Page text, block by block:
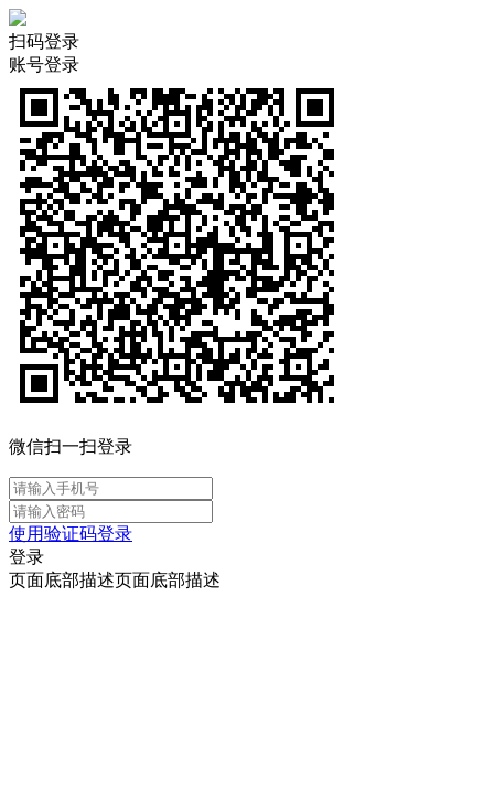
扫码登录
账号登录
微信扫一扫登录
使用验证码登录
登录
页面底部描述页面底部描述